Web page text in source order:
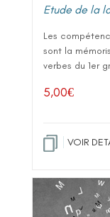
Etude de la
Les
sont la
verbes du 1er
5,00€
VOIR